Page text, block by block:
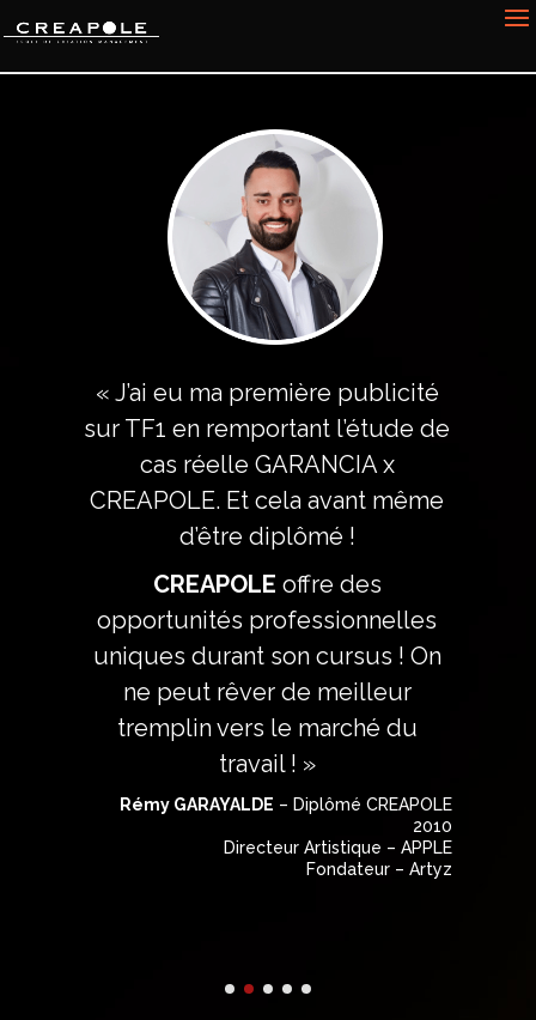
« J’ai eu ma première publicité
sur TF1 en remportant l’étude de
cas réelle GARANCIA x
CREAPOLE. Et cela avant même
d’être diplômé !
CREAPOLE offre des
opportunités professionnelles
uniques durant son cursus ! On
ne peut rêver de meilleur
tremplin vers le marché du
travail ! »
Rémy GARAYALDE – Diplômé CREAPOLE
2010
Directeur Artistique – APPLE
Fondateur – Artyz